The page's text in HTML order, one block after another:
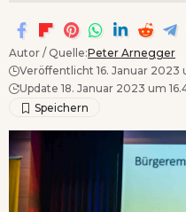
Autor / Quelle:Peter Arnegger
Veröffentlicht 16. Januar 2023
Update 18. Januar 2023 um